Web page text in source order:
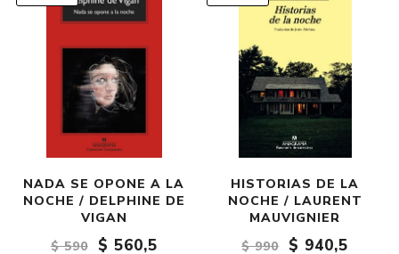
NADA SE OPONE A LA
NOCHE / DELPHINE DE
VIGAN
$ 590
$ 560,5
HISTORIAS DE LA
NOCHE / LAURENT
MAUVIGNIER
$ 990
$ 940,5